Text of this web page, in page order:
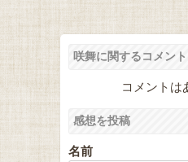
咲舞に関するコメント
コメントは
感想を投稿
名前